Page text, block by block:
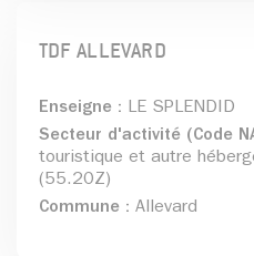
TDF ALLEVARD
Enseigne : LE SPLENDID
Secteur d'activité (Code
touristique et autre
(55.20Z)
Commune : Allevard